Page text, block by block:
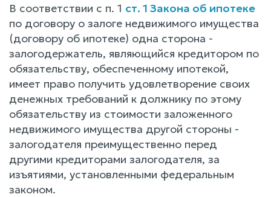
В соответствии с п. 1 ст. 1 Закона об ипотеке
по договору о залоге недвижимого имущества
(договору об ипотеке) одна сторона -
залогодержатель, являющийся кредитором по
обязательству, обеспеченному ипотекой,
имеет право получить удовлетворение своих
денежных требований к должнику по этому
обязательству из стоимости заложенного
недвижимого имущества другой стороны -
залогодателя преимущественно перед
другими кредиторами залогодателя, за
изъятиями, установленными федеральным
законом.